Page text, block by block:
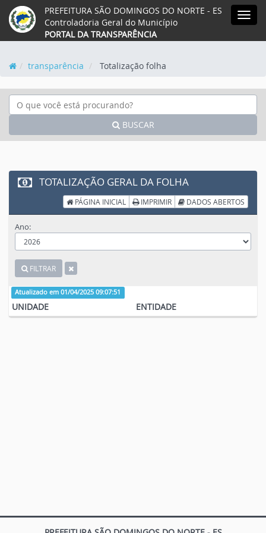
Acessar o mapa do site
Ação para aumentar tamanho da fonte
Ação para diminuir tamaho da fonte
Ação para aplicar auto
Acessar página sobre
Acessar página
Acessar página
Acessar
PREFEITURA SÃO DOMINGOS DO NORTE - ES
Controladoria Geral do Município
PORTAL DA TRANSPARÊNCIA
transparência Totalização folha
BUSCAR
TOTALIZAÇÃO GERAL DA FOLHA
PÁGINA INICIAL IMPRIMIR DADOS ABERTOS
Ano:
FILTRAR
Atualizado em 01/04/2025 09:07:51
UNIDADE ENTIDADE